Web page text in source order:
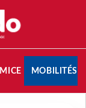
MICE MOBILITÉS